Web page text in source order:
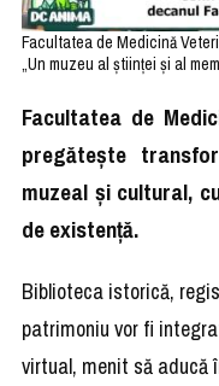
Facultatea de Medicină
„Un muzeu al științei și al
Facultatea de
pregătește
muzeal și cultural,
de existență.
Biblioteca istorică,
patrimoniu vor fi
virtual, menit să aducă